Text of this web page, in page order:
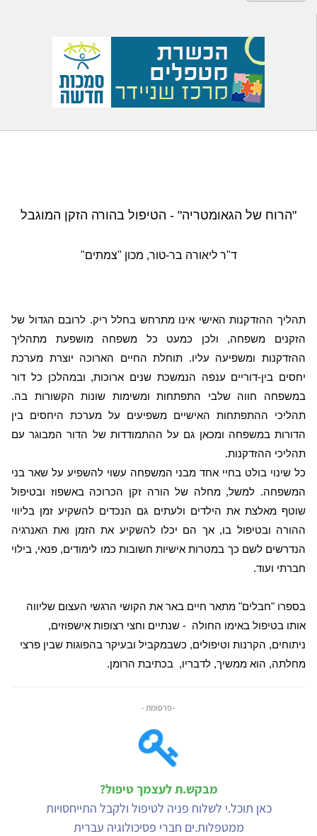
"הרוח של הגאומטריה" - הטיפול בהורה הזקן המוגבל
ד"ר ליאורה בר-טור, מכון "צמתים"
תהליך ההזדקנות האישי אינו מתרחש בחלל ריק. לרובם הגדול של
הזקנים משפחה, ולכן כמעט כל משפחה מושפעת מתהליך
ההזדקנות ומשפיעה עליו. תוחלת החיים הארוכה יוצרת מערכת
יחסים בין-דוריים ענפה הנמשכת שנים ארוכות, ובמהלכן כל דור
במשפחה חווה שלבי התפתחות ומשימות שונות הקשורות בה.
תהליכי ההתפתחות האישיים משפיעים על מערכת היחסים בין
הדורות במשפחה ומכאן גם על ההתמודדות של הדור המבוגר עם
תהליכי ההזדקנות.
כל שינוי בולט בחיי אחד מבני המשפחה עשוי להשפיע על שאר בני
המשפחה. למשל, מחלה של הורה זקן הכרוכה באשפוז ובטיפול
שוטף מאלצת את הילדים ולעתים גם הנכדים להשקיע זמן בליווי
ההורה ובטיפול בו, אך הם יכלו להשקיע את הזמן ואת האנרגיה
הנדרשים לשם כך במטרות אישיות חשובות כמו לימודים, פנאי, בילוי
חברתי ועוד.
בספרו "חבלים" מתאר חיים באר את הקושי הרגשי העצום שליווה
אותו בטיפול באימו החולה - שנתיים וחצי רצופות אישפוזים,
ניתוחים, הקרנות וטיפולים, כשבמקביל ובעיקר בהפוגות שבין פרצי
מחלתה, הוא ממשיך, לדבריו, בכתיבת הרומן.
- פרסומת -
מבקש.ת לעצמך טיפול?
כאן תוכל.י לשלוח פניה לטיפול ולקבל התייחסויות
ממטפלות.ים חברי פסיכולוגיה עברית